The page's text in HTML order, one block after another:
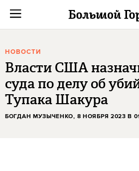
НОВОСТИ
Власти США
суда по делу об
Тупака Шакура
БОГДАН МУЗЫЧЕНКО, 8 НОЯБРЯ 2023 В